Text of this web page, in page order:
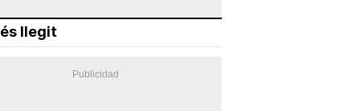
llegit